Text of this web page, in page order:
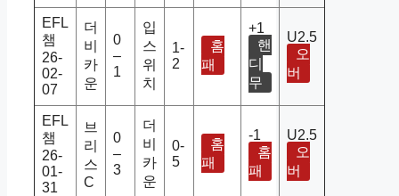
EFL
챔
26-
02-
07
더
비
카
운
0
–
1
입
스
위
치
1-
2
홈
패
+1
핸
디
무
U2.5
오
버
EFL
챔
26-
01-
31
브
리
스
C
0
–
3
더
비
카
운
0-
5
홈
패
-1
홈
패
U2.5
오
버